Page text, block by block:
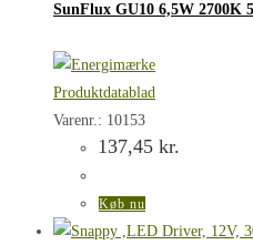
SunFlux GU10 6,5W 2700K
Produktdatablad
Varenr.: 10153
137,45 kr.
Køb nu